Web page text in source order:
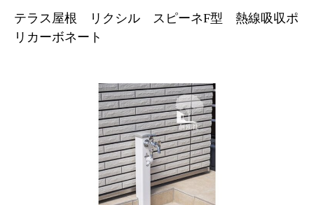
テラス屋根 リクシル スピーネF型 熱線吸収ポ
リカーボネート